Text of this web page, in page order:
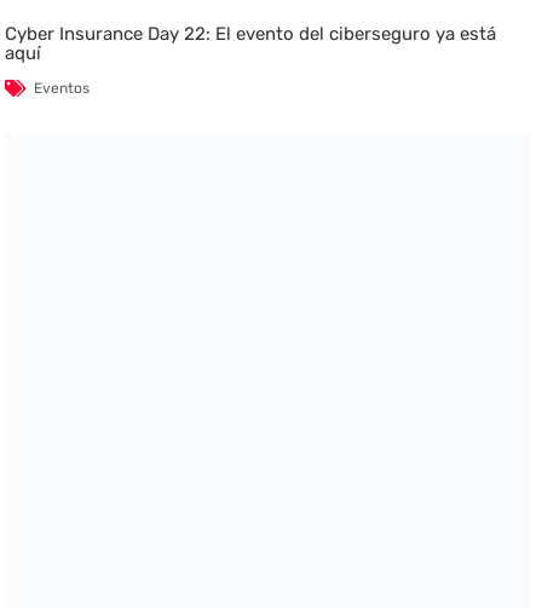
Cyber Insurance Day 22: El evento del ciberseguro ya está
aquí
Eventos